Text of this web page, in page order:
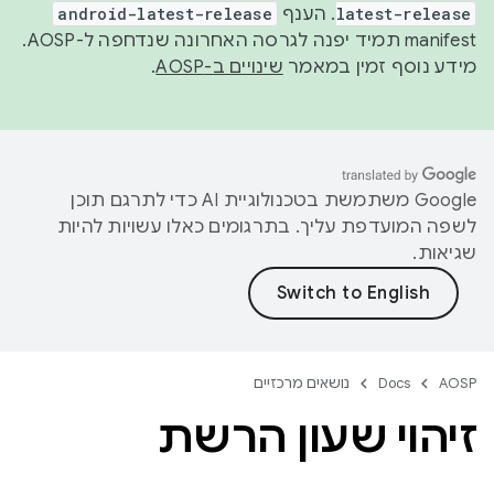
latest-release. הענף android-latest-release
manifest תמיד יפנה לגרסה האחרונה שנדחפה ל-AOSP.
מידע נוסף זמין במאמר שינויים ב-AOSP .
‫Google משתמשת בטכנולוגיית AI כדי לתרגם תוכן
לשפה המועדפת עליך. בתרגומים כאלו עשויות להיות
שגיאות.
AOSP
Docs נושאים מרכזיים
זיהוי שעון הרשת